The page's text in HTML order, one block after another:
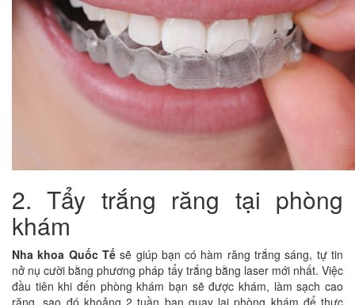
2. Tẩy trắng răng tại phòng
khám
Nha khoa Quốc Tếsẽ giúp bạn có hàm răng trắng sáng, tự tin
nở nụ cười bằng phương pháp tẩy trắng bằng laser mới nhất. Việc
đầu tiên khi đến phòng khám bạn sẽ được khám, làm sạch cao